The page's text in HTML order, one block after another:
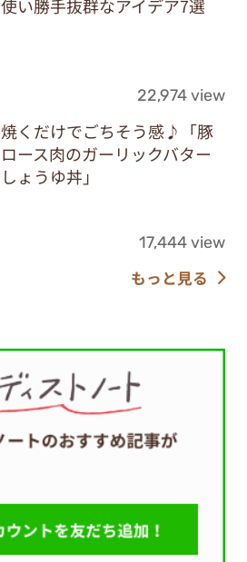
使い勝手抜群なアイデア7選
22,974 view
焼くだけでごちそう感♪「豚
ロース肉のガーリックバター
しょうゆ丼」
17,444 view
もっと見る